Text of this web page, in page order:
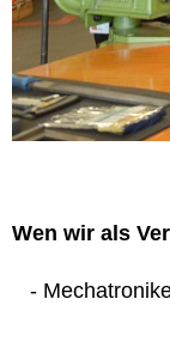
Wen wir als
-